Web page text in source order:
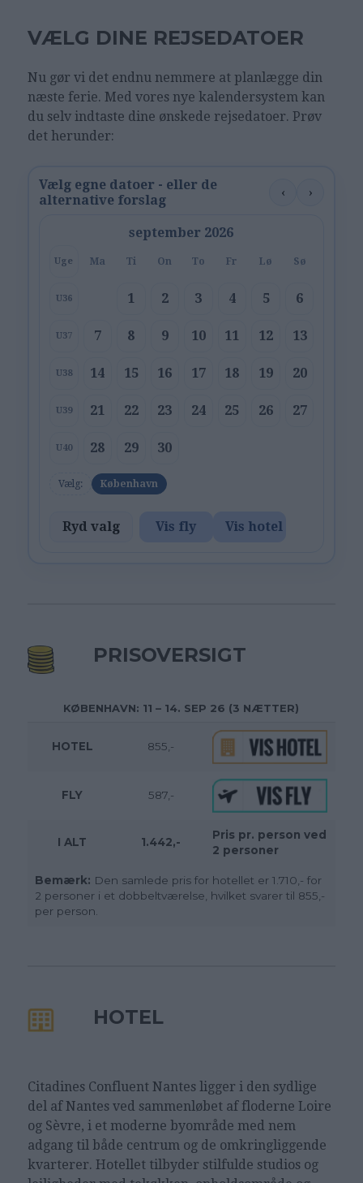
VÆLG DINE REJSEDATOER
Nu gør vi det endnu nemmere at planlægge din
næste ferie. Med vores nye kalendersystem kan
du selv indtaste dine ønskede rejsedatoer. Prøv
det herunder:
Vælg egne datoer - eller de
alternative forslag
‹ ›
september 2026
Uge Ma Ti On To Fr Lø Sø
U36 1 2 3 4 5 6
U37 7 8 9 10 11 12 13
U38 14 15 16 17 18 19 20
U39 21 22 23 24 25 26 27
U40 28 29 30
Vælg: København
Ryd valg Vis fly Vis hotel
PRISOVERSIGT
KØBENHAVN: 11 – 14. SEP 26 (3 NÆTTER)
HOTEL 855,-
FLY 587,-
I ALT 1.442,-
Pris pr. person ved
2 personer
Bemærk: Den samlede pris for hotellet er 1.710,- for
2 personer i et dobbeltværelse, hvilket svarer til 855,-
per person.
HOTEL
Citadines Confluent Nantes ligger i den sydlige
del af Nantes ved sammenløbet af floderne Loire
og Sèvre, i et moderne byområde med nem
adgang til både centrum og de omkringliggende
kvarterer. Hotellet tilbyder stilfulde studios og